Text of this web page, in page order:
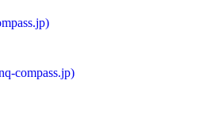
compass.jp)